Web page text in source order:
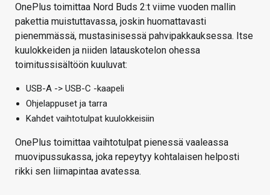
OnePlus toimittaa Nord Buds 2:t viime vuoden mallin
pakettia muistuttavassa, joskin huomattavasti
pienemmässä, mustasinisessä pahvipakkauksessa. Itse
kuulokkeiden ja niiden latauskotelon ohessa
toimitussisältöön kuuluvat:
USB-A -> USB-C -kaapeli
Ohjelappuset ja tarra
Kahdet vaihtotulpat kuulokkeisiin
OnePlus toimittaa vaihtotulpat pienessä vaaleassa
muovipussukassa, joka repeytyy kohtalaisen helposti
rikki sen liimapintaa avatessa.